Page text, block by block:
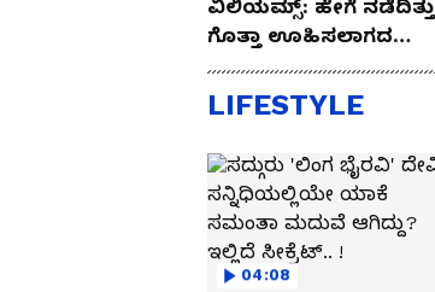
ವಿಲಿಯಮ್ಸ್: ಹೇಗೆ ನಡೆದಿತ್ತು
ಗೊತ್ತಾ ಊಹಿಸಲಾಗದ
ಕಾರ್ಯಾಚರಣೆ?
LIFESTYLE
04:08